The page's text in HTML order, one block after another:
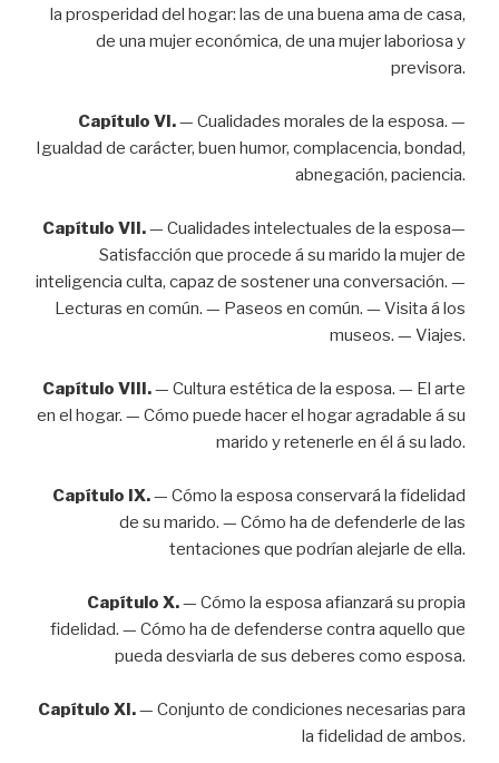
la prosperidad del hogar: las de una buena ama de casa,
de una mujer económica, de una mujer laboriosa y
previsora.
Capítulo VI.— Cualidades morales de la esposa. —
Igualdad de carácter, buen humor, complacencia, bondad,
abnegación, paciencia.
Capítulo VII.— Cualidades intelectuales de la esposa—
Satisfacción que procede á su marido la mujer de
inteligencia culta, capaz de sostener una conversación. —
Lecturas en común. — Paseos en común. — Visita á los
museos. — Viajes.
Capítulo VIII.— Cultura estética de la esposa. — El arte
en el hogar. — Cómo puede hacer el hogar agradable á su
marido y retenerle en él á su lado.
Capítulo IX.— Cómo la esposa conservará la fidelidad
de su marido. — Cómo ha de defenderle de las
tentaciones que podrían alejarle de ella.
Capítulo X.— Cómo la esposa afianzará su propia
fidelidad. — Cómo ha de defenderse contra aquello que
pueda desviarla de sus deberes como esposa.
Capítulo XI.— Conjunto de condiciones necesarias para
la fidelidad de ambos.